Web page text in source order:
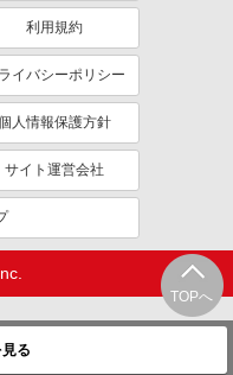
TOPへ
る
利用規約
イバシーポリシー
人情報保護方針
サイト運営会社